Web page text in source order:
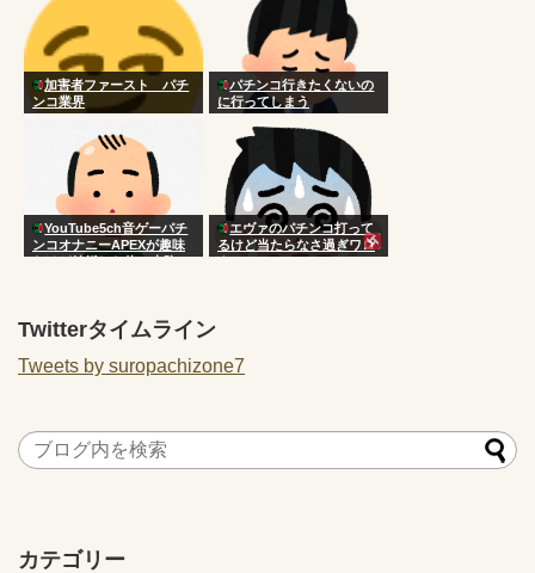
加害者ファースト パチ
ンコ業界
パチンコ行きたくないの
に行ってしまう
YouTube5ch音ゲーパチ
ンコオナニーAPEXが趣味
だけど結婚した俺の末路
エヴァのパチンコ打って
るけど当たらなさ過ぎワロ
タ
Twitterタイムライン
Tweets by suropachizone7
カテゴリー